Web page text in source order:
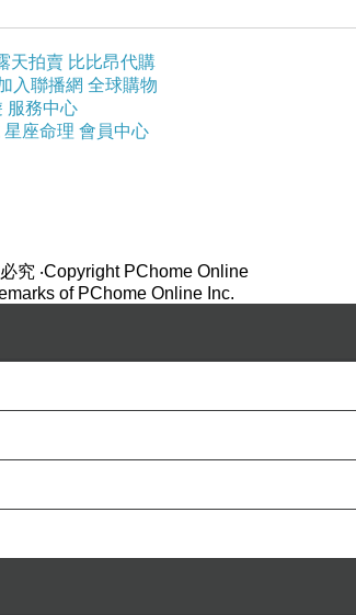
天拍賣 比比昂代購
入聯播網 全球購物
服務中心
星座命理 會員中心
究 ‧Copyright PChome Online
of PChome Online Inc.